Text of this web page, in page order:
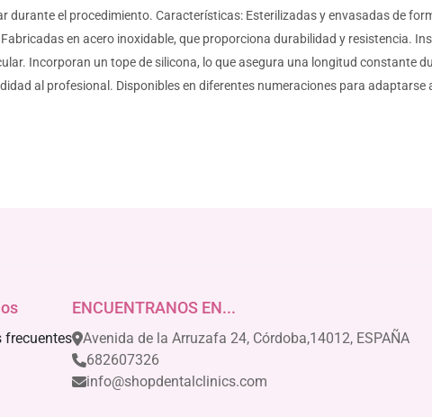
durante el procedimiento. Características: Esterilizadas y envasadas de
en acero inoxidable, que proporciona durabilidad y resistencia.
Incorporan un tope de silicona, lo que asegura una longitud constante
al profesional. Disponibles en diferentes numeraciones para
frecuentes
ENCUENTRANOS EN...
Avenida de la Arruzafa 24, Córdoba,14012, ESPAÑA
682607326
info@shopdentalclinics.com